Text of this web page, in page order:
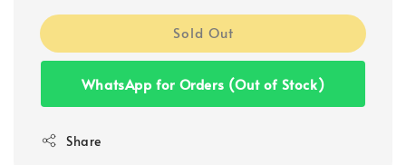
Sold Out
WhatsApp for Orders (Out of Stock)
Share